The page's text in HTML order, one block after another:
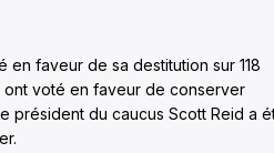
en faveur de sa destitution sur 118
voté en faveur de conserver
président du caucus Scott Reid a